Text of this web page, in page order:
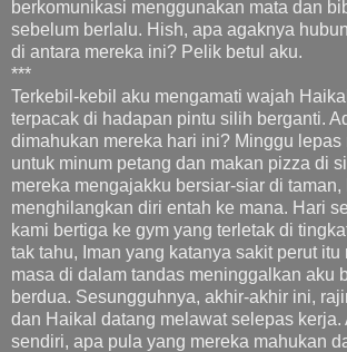
berkomunikasi menggunakan mata dan
sebelum berlalu. Hish, apa agaknya
di antara mereka ini? Pelik betul aku.
***
Terkebil-kebil aku mengamati wajah
terpacak di hadapan pintu silih berganti.
dimahukan mereka hari ini? Minggu lepas
untuk minum petang dan makan pizza di
mereka mengajakku bersiar-siar di taman,
menghilangkan diri entah ke mana. Hari
kami bertiga ke gym yang terletak di
tak tahu, Iman yang katanya sakit perut itu
masa di dalam tandas meninggalkan aku
berdua. Sesungguhnya, akhir-akhir ini,
dan Haikal datang melawat selepas kerja.
sendiri, apa pula yang mereka mahukan